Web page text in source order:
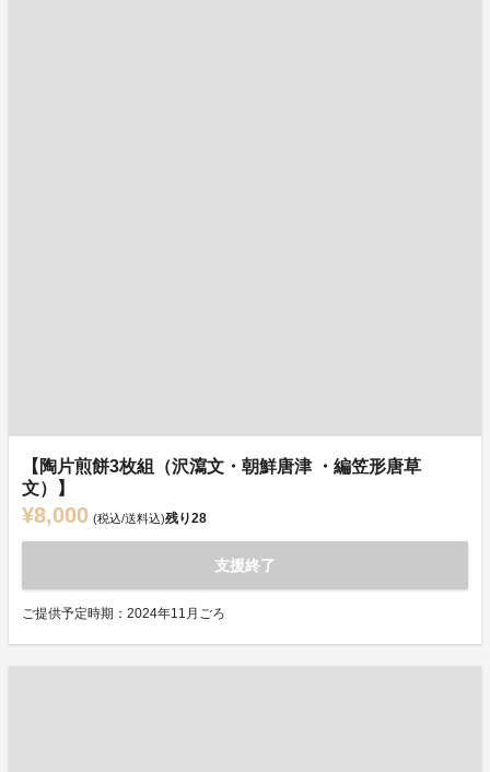
【陶片煎餅3枚組（沢瀉文・朝鮮唐津 ・編笠形唐草
文）】
¥8,000 (税込/送料込)残り28
支援終了
ご提供予定時期：2024年11月ごろ